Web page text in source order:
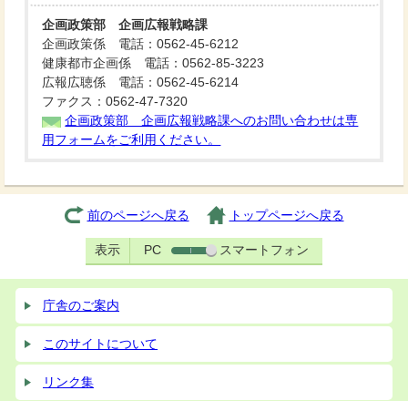
企画政策部 企画広報戦略課
企画政策係 電話：0562-45-6212
健康都市企画係 電話：0562-85-3223
広報広聴係 電話：0562-45-6214
ファクス：0562-47-7320
企画政策部 企画広報戦略課へのお問い合わせは専
用フォームをご利用ください。
前のページへ戻る トップページへ戻る
表示 PC スマートフォン
庁舎のご案内
このサイトについて
リンク集